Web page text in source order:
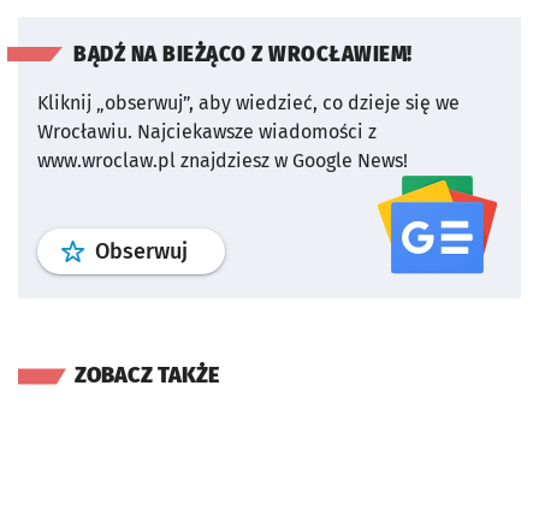
BĄDŹ NA BIEŻĄCO Z WROCŁAWIEM!
Kliknij „obserwuj”, aby wiedzieć, co dzieje się we
Wrocławiu. Najciekawsze wiadomości z
www.wroclaw.pl znajdziesz w Google News!
Obserwuj profil serwisu
ZOBACZ TAKŻE